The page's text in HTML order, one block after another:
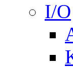
I/O